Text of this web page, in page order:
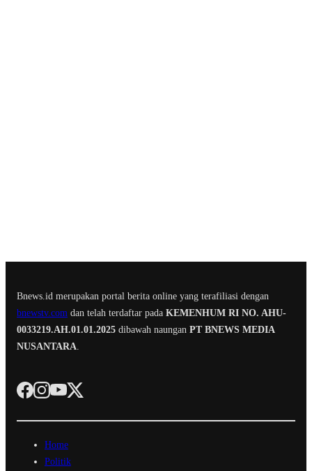
Bnews.id merupakan portal berita online yang terafiliasi dengan
bnewstv.com dan telah terdaftar pada KEMENHUM RI NO. AHU-
0033219.AH.01.01.2025 dibawah naungan PT BNEWS MEDIA
NUSANTARA
Home
Politik